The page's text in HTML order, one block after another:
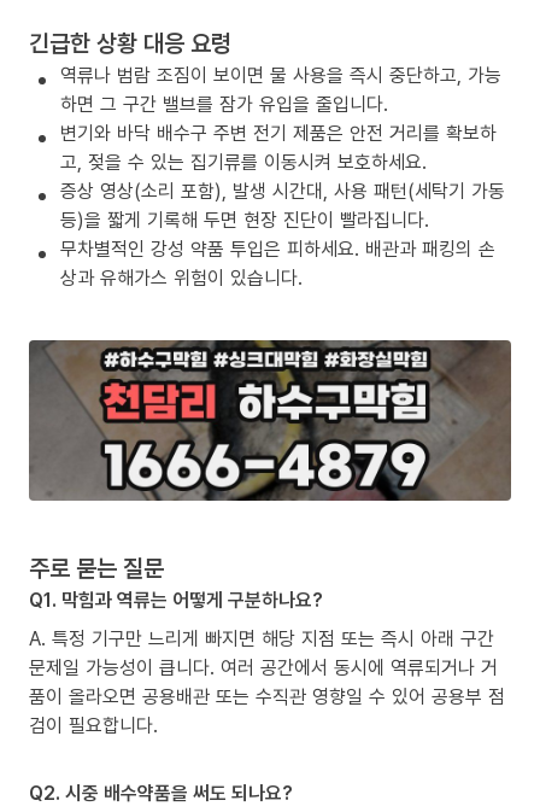
긴급한 상황 대응 요령
역류나 범람 조짐이 보이면 물 사용을 즉시 중단하고, 가능
하면 그 구간 밸브를 잠가 유입을 줄입니다.
변기와 바닥 배수구 주변 전기 제품은 안전 거리를 확보하
고, 젖을 수 있는 집기류를 이동시켜 보호하세요.
증상 영상(소리 포함), 발생 시간대, 사용 패턴(세탁기 가동
등)을 짧게 기록해 두면 현장 진단이 빨라집니다.
무차별적인 강성 약품 투입은 피하세요. 배관과 패킹의 손
상과 유해가스 위험이 있습니다.
주로 묻는 질문
Q1. 막힘과 역류는 어떻게 구분하나요?
A. 특정 기구만 느리게 빠지면 해당 지점 또는 즉시 아래 구간
문제일 가능성이 큽니다. 여러 공간에서 동시에 역류되거나 거
품이 올라오면 공용배관 또는 수직관 영향일 수 있어 공용부 점
검이 필요합니다.
Q2. 시중 배수약품을 써도 되나요?